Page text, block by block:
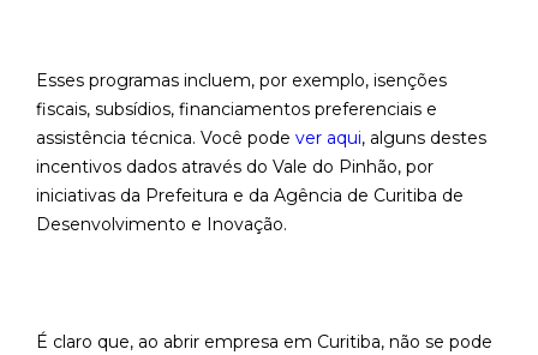
Esses programas incluem, por exemplo, isenções
fiscais, subsídios, financiamentos preferenciais e
assistência técnica. Você pode ver aqui, alguns destes
incentivos dados através do Vale do Pinhão, por
iniciativas da Prefeitura e da Agência de Curitiba de
Desenvolvimento e Inovação.
É claro que, ao abrir empresa em Curitiba, não se pode